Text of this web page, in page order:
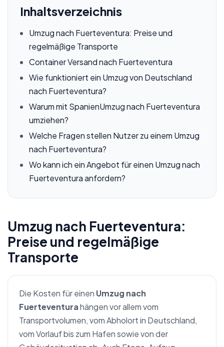
Inhaltsverzeichnis
Umzug nach Fuerteventura: Preise und
regelmäßige Transporte
Container Versand nach Fuerteventura
Wie funktioniert ein Umzug von Deutschland
nach Fuerteventura?
Warum mit SpanienUmzug nach Fuerteventura
umziehen?
Welche Fragen stellen Nutzer zu einem Umzug
nach Fuerteventura?
Wo kann ich ein Angebot für einen Umzug nach
Fuerteventura anfordern?
Umzug nach Fuerteventura:
Preise und regelmäßige
Transporte
Die Kosten für einen Umzug nach
Fuerteventurahängen vor allem vom
Transportvolumen, vom Abholort in Deutschland,
vom Vorlauf bis zum Hafen sowie von der